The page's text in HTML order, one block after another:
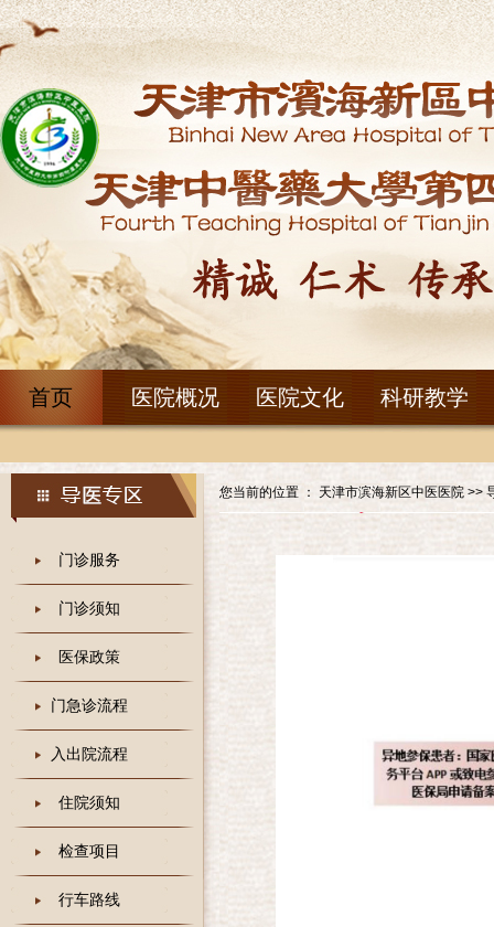
首页 医院概况 医院文化 科研教学
门诊服务
门诊须知
医保政策
门急诊流程
入出院流程
住院须知
检查项目
行车路线
您当前的位置 ： 天津市滨海新区中医医院 >>